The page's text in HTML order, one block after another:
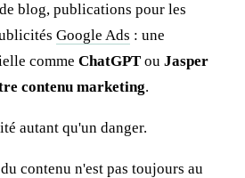
blog, publications pour les
Google Ads : une
comme ChatGPT ou Jasper
contenu marketing.
autant qu'un danger.
contenu n'est pas toujours au